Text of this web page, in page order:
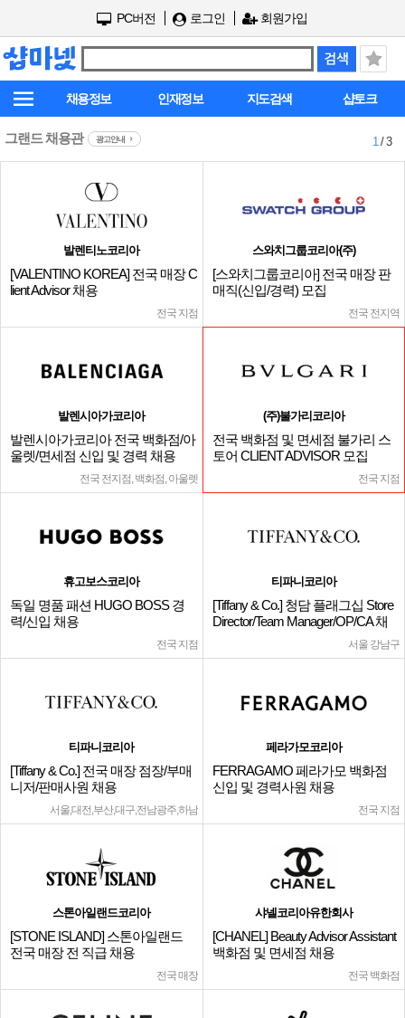
PC버전 로그인 회원가입
채용정보 인재정보 지도검색 샵토크
그랜드 채용관 광고안내 1/ 3
발렌티노코리아
[VALENTINO KOREA] 전국 매장 C
lient Advisor 채용
전국 지점
스와치그룹코리아(주)
[스와치그룹코리아] 전국 매장 판
매직(신입/경력) 모집
전국 전지역
발렌시아가코리아
발렌시아가코리아 전국 백화점/아
울렛/면세점 신입 및 경력 채용
전국 전지점, 백화점, 아울렛
(주)불가리코리아
전국 백화점 및 면세점 불가리 스
토어 CLIENT ADVISOR 모집
전국 지점
휴고보스코리아
독일 명품 패션 HUGO BOSS 경
력/신입 채용
전국 지점
티파니코리아
[Tiffany & Co.] 청담 플래그십 Store
Director/Team Manager/OP/CA 채
서울 강남구
티파니코리아
[Tiffany & Co.] 전국 매장 점장/부매
니저/판매사원 채용
서울,대전,부산,대구,전남광주,하남
페라가모코리아
FERRAGAMO 페라가모 백화점
신입 및 경력사원 채용
전국 지점
스톤아일랜드코리아
[STONE ISLAND] 스톤아일랜드
전국 매장 전 직급 채용
전국 매장
샤넬코리아유한회사
[CHANEL] Beauty Advisor Assistant
백화점 및 면세점 채용
전국 백화점